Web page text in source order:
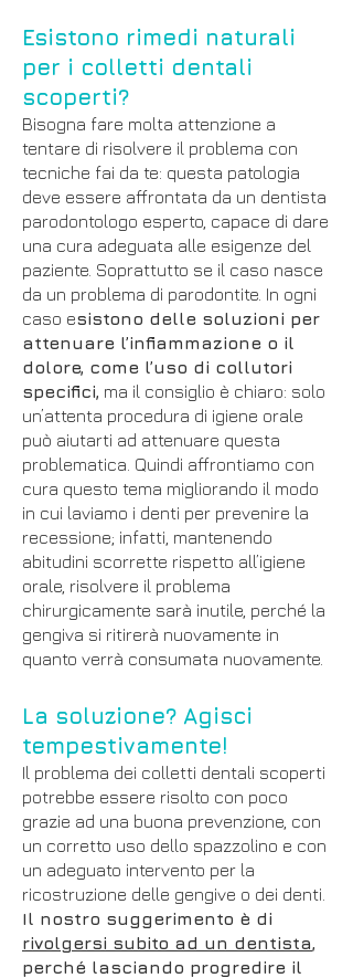
Esistono rimedi naturali
per i colletti dentali
scoperti?
Bisogna fare molta attenzione a
tentare di risolvere il problema con
tecniche fai da te: questa patologia
deve essere affrontata da un dentista
parodontologo esperto, capace di dare
una cura adeguata alle esigenze del
paziente. Soprattutto se il caso nasce
da un problema di parodontite. In ogni
caso esistono delle soluzioni per
attenuare l’infiammazione o il
dolore, come l’uso di collutori
specifici, ma il consiglio è chiaro: solo
un’attenta procedura di igiene orale
può aiutarti ad attenuare questa
problematica. Quindi affrontiamo con
cura questo tema migliorando il modo
in cui laviamo i denti per prevenire la
recessione; infatti, mantenendo
abitudini scorrette rispetto all’igiene
orale, risolvere il problema
chirurgicamente sarà inutile, perché la
gengiva si ritirerà nuovamente in
quanto verrà consumata nuovamente.
La soluzione? Agisci
tempestivamente!
Il problema dei colletti dentali scoperti
potrebbe essere risolto con poco
grazie ad una buona prevenzione, con
un corretto uso dello spazzolino e con
un adeguato intervento per la
ricostruzione delle gengive o dei denti.
Il nostro suggerimento è di
rivolgersi subito ad un dentista,
perché lasciando progredire il